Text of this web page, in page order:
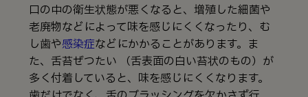
口の中の衛生状態が悪くなると、増殖した細菌や
老廃物などによって味を感じにくくなったり、む
し歯や感染症などにかかることがあります。ま
た、舌苔ぜつたい （舌表面の白い苔状のもの）が
多く付着していると、味を感じにくくなります。